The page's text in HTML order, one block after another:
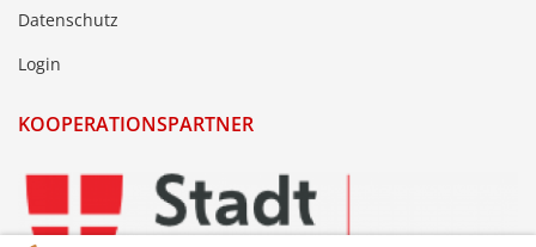
Datenschutz
Login
KOOPERATIONSPARTNER